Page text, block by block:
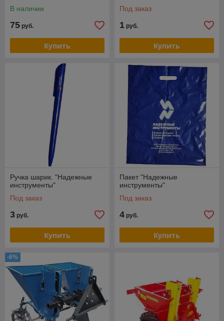
В наличии
75 руб.
Купить
Под заказ
1 руб.
Купить
Ручка шарик. "Надежные
инструменты"
Под заказ
3 руб.
Купить
Пакет "Надежные
инструменты"
Под заказ
4 руб.
Купить
-6%